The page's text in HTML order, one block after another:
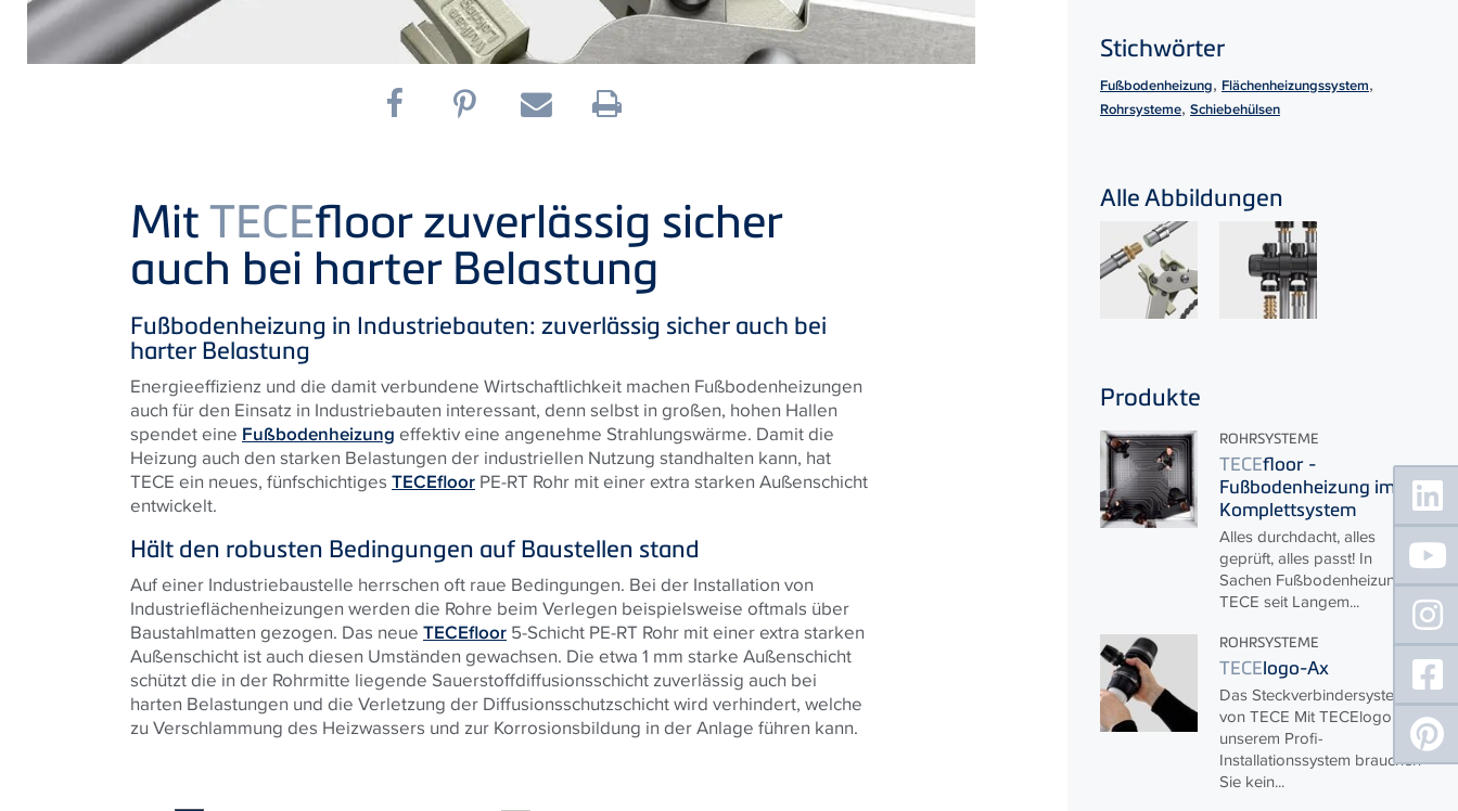
MitTECEfloor zuverlässig sicher
auch bei harter Belastung
Fußbodenheizung in Industriebauten: zuverlässig sicher auch bei
harter Belastung
Energieeffizienz und die damit verbundene Wirtschaftlichkeit machen Fußbodenheizungen
auch für den Einsatz in Industriebauten interessant, denn selbst in großen, hohen Hallen
spendet eine Fußbodenheizung effektiv eine angenehme Strahlungswärme. Damit die
Heizung auch den starken Belastungen der industriellen Nutzung standhalten kann, hat
TECE ein neues, fünfschichtiges TECEfloor PE-RT Rohr mit einer extra starken Außenschicht
entwickelt.
Hält den robusten Bedingungen auf Baustellen stand
Auf einer Industriebaustelle herrschen oft raue Bedingungen. Bei der Installation von
Industrieflächenheizungen werden die Rohre beim Verlegen beispielsweise oftmals über
Baustahlmatten gezogen. Das neue TECEfloor 5-Schicht PE-RT Rohr mit einer extra starken
Außenschicht ist auch diesen Umständen gewachsen. Die etwa 1 mm starke Außenschicht
schützt die in der Rohrmitte liegende Sauerstoffdiffusionsschicht zuverlässig auch bei
harten Belastungen und die Verletzung der Diffusionsschutzschicht wird verhindert, welche
zu Verschlammung des Heizwassers und zur Korrosionsbildung in der Anlage führen kann.
Stichwörter
Fußbodenheizung, Flächenheizungssystem,
Rohrsysteme,Schiebehülsen
Alle Abbildungen
Produkte
ROHRSYSTEME
TECEfloor -
Fußbodenheizung im
Komplettsystem
Alles durchdacht, alles
geprüft, alles passt! In
Sachen Fußbodenheizung ist
TECE seit Langem...
ROHRSYSTEME
TECElogo-Ax
Das Steckverbindersystem
vonTECE MitTECElogo,
unserem Profi-
Installationssystem brauchen
Sie kein...
Floating
Sidebar